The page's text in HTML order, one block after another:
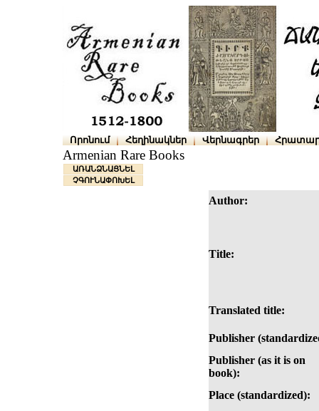
Որոնում Հեղինակներ Վերնագրեր
Armenian Rare Books
ԱՌԱՆՁՆԱՑՆԵԼ
ՉԳՈՒՆԱՓՈԽԵԼ
Author:
Title:
Translated title:
Publisher
Publisher (as it is on
book):
Place (standardized):